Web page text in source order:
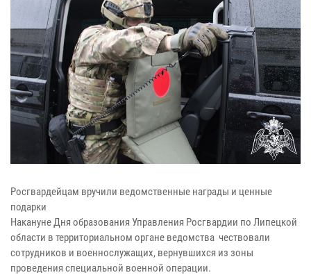
Росгвардейцам вручили ведомственные награды и ценные
подарки
Накануне Дня образования Управления Росгвардии по Липецкой
области в территориальном органе ведомства чествовали
сотрудников и военнослужащих, вернувшихся из зоны
проведения специальной военной операции.